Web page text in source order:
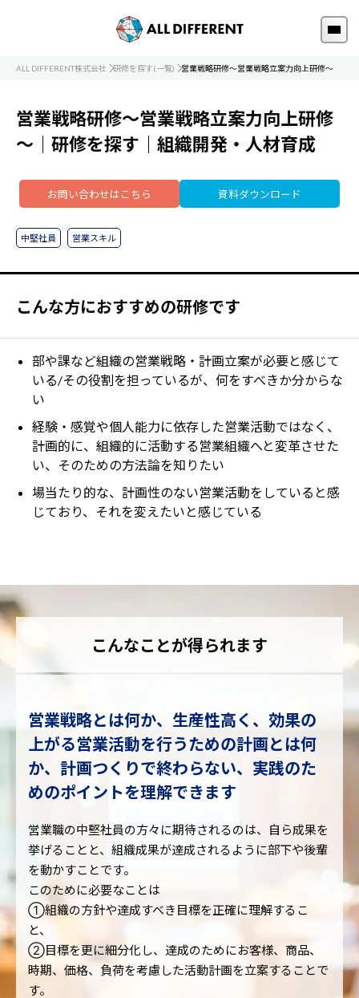
ALL DIFFERENT株式会社 研修を探す(一覧) 営業戦略研修～営業戦略立案力向上研修～
営業戦略研修～営業戦略立案力向上研修
～｜研修を探す｜組織開発・人材育成
中堅社員 営業スキル
お問い合わせはこちら 資料ダウンロード
こんな方におすすめの研修です
部や課など組織の営業戦略・計画立案が必要と感じて
いる/その役割を担っているが、何をすべきか分からな
い
経験・感覚や個人能力に依存した営業活動ではなく、
計画的に、組織的に活動する営業組織へと変革させた
い、そのための方法論を知りたい
場当たり的な、計画性のない営業活動をしていると感
じており、それを変えたいと感じている
こんなことが得られます
営業戦略とは何か、生産性高く、効果の
上がる営業活動を行うための計画とは何
か、計画つくりで終わらない、実践のた
めのポイントを理解できます
営業職の中堅社員の方々に期待されるのは、自ら成果を
挙げることと、組織成果が達成されるように部下や後輩
を動かすことです。
このために必要なことは
①組織の方針や達成すべき目標を正確に理解するこ
と、
②目標を更に細分化し、達成のためにお客様、商品、
時期、価格、負荷を考慮した活動計画を立案することで
す。